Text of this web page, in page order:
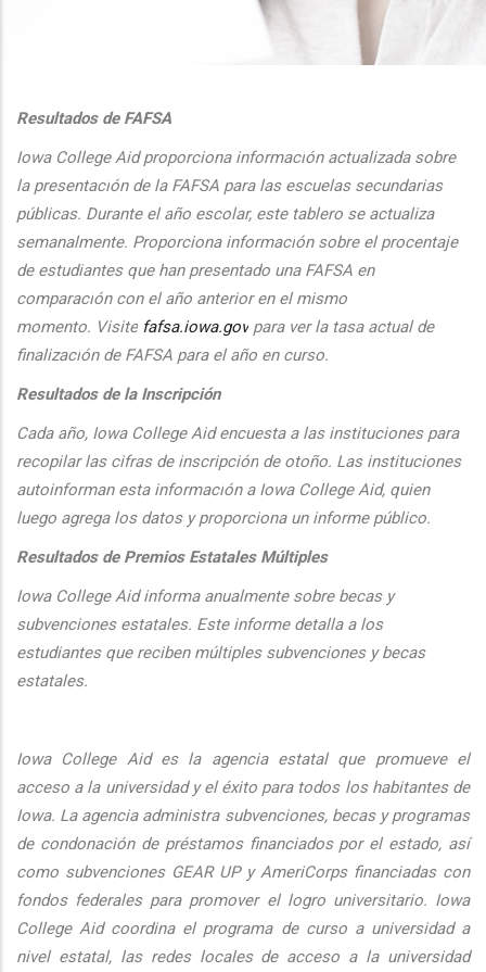
Resultados de FAFSA
Iowa College Aid proporciona información actualizada sobre
la presentación de la FAFSA para las escuelas secundarias
públicas. Durante el año escolar, este tablero se actualiza
semanalmente. Proporciona información sobre el procentaje
de estudiantes que han presentado una FAFSA en
comparación con el año anterior en el mismo
momento. Visite fafsa.iowa.gov para ver la tasa actual de
finalización de FAFSA para el año en curso.
Resultados de la Inscripción
Cada año, Iowa College Aid encuesta a las instituciones para
recopilar las cifras de inscripción de otoño. Las instituciones
autoinforman esta información a Iowa College Aid, quien
luego agrega los datos y proporciona un informe público.
Resultados de Premios Estatales Múltiples
Iowa College Aid informa anualmente sobre becas y
subvenciones estatales. Este informe detalla a los
estudiantes que reciben múltiples subvenciones y becas
estatales.
Iowa College Aid es la agencia estatal que promueve el
acceso a la universidad y el éxito para todos los habitantes de
Iowa. La agencia administra subvenciones, becas y programas
de condonación de préstamos financiados por el estado, así
como subvenciones GEAR UP y AmeriCorps financiadas con
fondos federales para promover el logro universitario. Iowa
College Aid coordina el programa de curso a universidad a
nivel estatal, las redes locales de acceso a la universidad